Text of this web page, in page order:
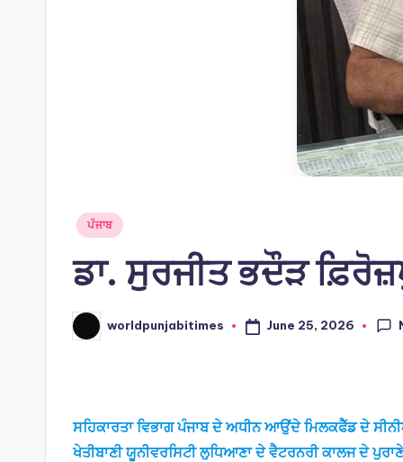
Posted
ਪੰਜਾਬ
ਡਾ. ਸੁਰਜੀਤ ਭਦੌੜ
Posted
by
worldpunjabitimes June 25, 2026
ਸਹਿਕਾਰਤਾ ਵਿਭਾਗ ਪੰਜਾਬ ਦੇ ਅਧੀਨ ਆਉਂਦੇ ਮਿਲਕਫੈੱਡ ਦੇ
ਖੇਤੀਬਾਣੀ ਯੂਨੀਵਰਸਿਟੀ ਲੁਧਿਆਣਾ ਦੇ ਵੈਟਰਨਰੀ ਕਾਲਜ ਦੇ